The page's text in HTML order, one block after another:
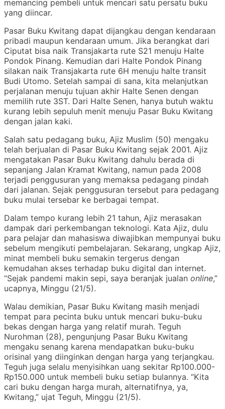
memancing pembeli untuk mencari satu persatu buku
yang diincar.
Pasar Buku Kwitang dapat dijangkau dengan kendaraan
pribadi maupun kendaraan umum. Jika berangkat dari
Ciputat bisa naik Transjakarta rute S21 menuju Halte
Pondok Pinang. Kemudian dari Halte Pondok Pinang
silakan naik Transjakarta rute 6H menuju halte transit
Budi Utomo. Setelah sampai di sana, kita melanjutkan
perjalanan menuju tujuan akhir Halte Senen dengan
memilih rute 3ST. Dari Halte Senen, hanya butuh waktu
kurang lebih sepuluh menit menuju Pasar Buku Kwitang
dengan jalan kaki.
Salah satu pedagang buku, Ajiz Muslim (50) mengaku
telah berjualan di Pasar Buku Kwitang sejak 2001. Ajiz
mengatakan Pasar Buku Kwitang dahulu berada di
sepanjang Jalan Kramat Kwitang, namun pada 2008
terjadi penggusuran yang memaksa pedagang pindah
dari jalanan. Sejak penggusuran tersebut para pedagang
buku mulai tersebar ke berbagai tempat.
Dalam tempo kurang lebih 21 tahun, Ajiz merasakan
dampak dari perkembangan teknologi. Kata Ajiz, dulu
para pelajar dan mahasiswa diwajibkan mempunyai buku
sebelum mengikuti pembelajaran. Sekarang, ungkap Ajiz,
minat membeli buku semakin tergerus dengan
kemudahan akses terhadap buku digital dan internet.
“Sejak pandemi makin sepi, saya beranjak jualan online,”
ucapnya, Minggu (21/5).
Walau demikian, Pasar Buku Kwitang masih menjadi
tempat para pecinta buku untuk mencari buku-buku
bekas dengan harga yang relatif murah. Teguh
Nurohman (28), pengunjung Pasar Buku Kwitang
mengaku senang karena mendapatkan buku-buku
orisinal yang diinginkan dengan harga yang terjangkau.
Teguh juga selalu menyisihkan uang sekitar Rp100.000-
Rp150.000 untuk membeli buku setiap bulannya. “Kita
cari buku dengan harga murah, alternatifnya, ya,
Kwitang,” ujat Teguh, Minggu (21/5).